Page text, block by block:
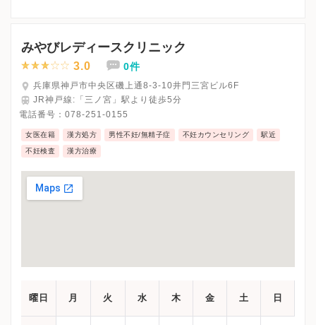
みやびレディースクリニック
3.0 0件
兵庫県神戸市中央区磯上通8-3-10井門三宮ビル6F
JR神戸線:「三ノ宮」駅より徒歩5分
電話番号： 078-251-0155
女医在籍 漢方処方 男性不妊/無精子症 不妊カウンセリング 駅近
不妊検査 漢方治療
曜日 月 火 水 木 金 土 日